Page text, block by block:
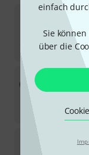
einfach
Sie
über die519
45